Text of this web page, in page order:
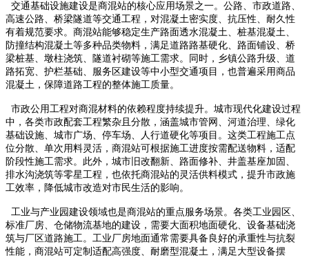
交通基础设施建设是商混站的核心应用场景之一。公路、市政道路、
高速公路、桥梁隧道等交通工程，对混凝土密实度、抗压性、耐久性
有着规范要求。商混站能够稳定生产路面透水混凝土、桩基混凝土、
防撞结构混凝土等多种品类物料，满足道路路基硬化、路面铺设、桥
梁桩基、墩柱浇筑、隧道衬砌等施工需求。同时，乡镇公路升级、道
路拓宽、护栏基础、服务区建设等中小型交通项目，也普遍采用商品
混凝土，保障道路工程的整体施工质量。
市政公用工程对商混材料的依赖程度持续提升。城市现代化建设过程
中，各类市政配套工程繁杂且分散，涵盖城市管网、河道治理、绿化
基础设施、城市广场、停车场、人行道硬化等项目。这类工程施工点
位分散、单次用料灵活，商混站可根据施工进度按需配送物料，适配
阶段性施工需求。此外，城市旧改翻新、路面修补、井盖基座加固、
排水沟浇筑等零星工程，也依托商混站的灵活供料模式，提升市政施
工效率，降低城市改造对市民生活的影响。
工业与产业园建设领域也是商混站的重点服务场景。各类工业园区、
标准厂房、仓储物流基地的建设，需要大面积地面硬化、设备基础浇
筑与厂区道路施工。工业厂房地面通常需要具备良好的承重性与抗裂
性能，商混站可定制适配高强度、耐磨型混凝土，满足大型设备摆